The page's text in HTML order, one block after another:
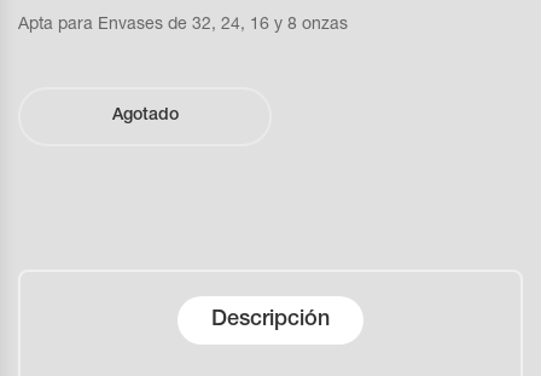
Apta para Envases de 32, 24, 16 y 8 onzas
Agotado
Descripción